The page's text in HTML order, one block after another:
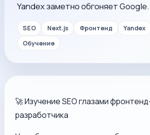
Yandex заметно обгоняет Google.
SEO Next.js Фронтенд Yandex
Обучение
🚀 Изучение SEO глазами
разработчика